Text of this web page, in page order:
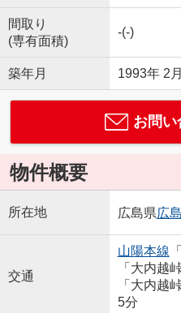
間取り
(専有面積)
-(-)
築年月 1993年 2
お問い
物件概要
所在地 広島県広
交通
山陽本線 「
「大内越
「大内越
5分